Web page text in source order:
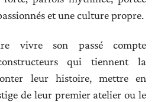
et une culture propre.
vivre son passé compte
qui tiennent la
leur histoire, mettre en
de leur premier atelier ou le